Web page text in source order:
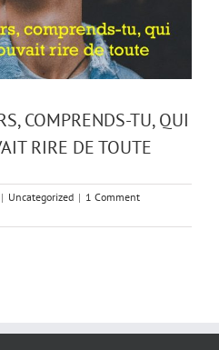
COMPRENDS-TU, QUI
RIRE DE TOUTE
| Uncategorized | 1 Comment